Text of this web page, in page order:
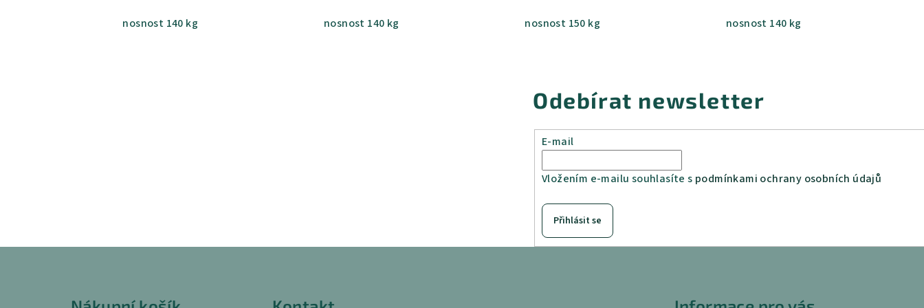
nosnost 140 kg nosnost 140 kg nosnost 150 kg nosnost 140 kg
Odebírat newsletter
E-mail
Vložením e-mailu souhlasíte s podmínkami ochrany osobních údajů
Přihlásit se